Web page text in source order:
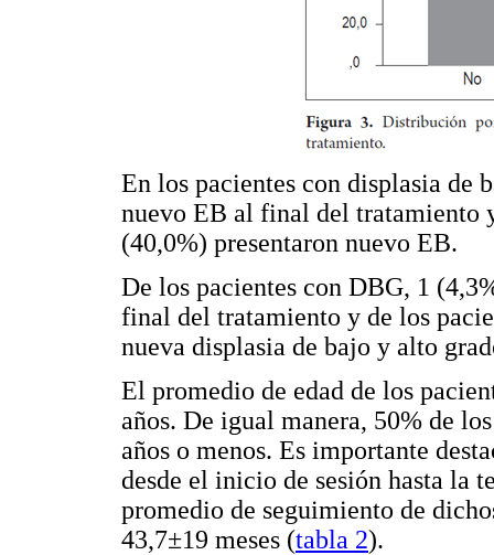
En los pacientes con displasia de
nuevo EB al final del tratamiento
(40,0%) presentaron nuevo EB.
De los pacientes con DBG, 1
final del tratamiento y de los
nueva displasia de bajo y alto
El promedio de edad de los
años. De igual manera, 50% de
años o menos. Es importante
desde el inicio de sesión hasta la
promedio de seguimiento de
43,7±19 meses (tabla 2).